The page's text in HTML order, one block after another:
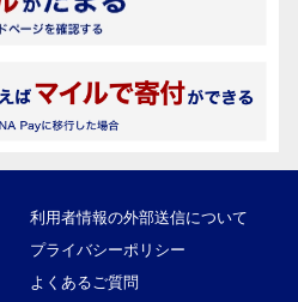
利用者情報の外部送信について
プライバシーポリシー
よくあるご質問